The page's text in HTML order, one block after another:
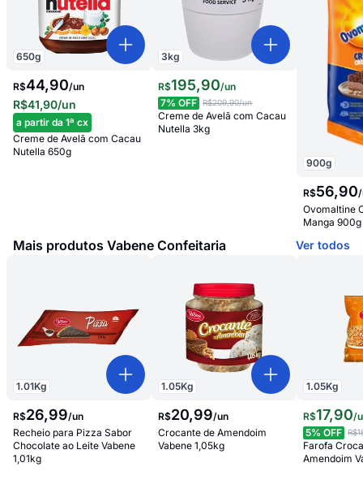
650g
R$44,90/un
R$41,90/un
a partir da 1ª cx
Creme de Avelã com Cacau
Nutella 650g
3kg
R$195,90/un
7% OFF R$209,90/un
Creme de Avelã com Cacau
Nutella 3kg
900g
R$56,90/
Ovomaltine
Manga 900g
Mais produtos Vabene Confeitaria Ver todos
1.01Kg
R$26,99/un
Recheio para Pizza Sabor
Chocolate ao Leite Vabene
1,01kg
1.05Kg
R$20,99/un
Crocante de Amendoim
Vabene 1,05kg
1.05Kg
R$17,90/
5% OFF
Farofa
Amendoim